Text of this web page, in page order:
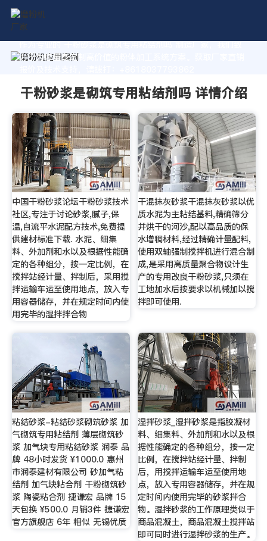
作为专业的 干粉砂浆是砌筑专用粘结剂吗 制造厂家，我们致
力于为您量身定制高价值的粉体加工系统方案。获取厂家直销
干粉砂浆是砌筑专用粘结剂吗 详情介绍
中国干粉砂浆论坛干粉砂浆技术
社区,专注于讨论砂浆,腻子,保
温,自流平水泥配方技术,免费提
供建材标准下载. 水泥、细集
料、外加剂和水以及根据性能确
定的各种组分，按一定比例，在
搅拌站经计量、拌制后，采用搅
拌运输车运至使用地点，放入专
用容器储存，并在规定时间内使
用完毕的湿拌拌合物
干混抹灰砂浆干混抹灰砂浆以优
质水泥为主粘结基料,精确筛分
并烘干的河沙,配以高品质的保
水增稠材料,经过精确计量配料,
使用双轴强制搅拌机进行混合制
成,是采用高质量聚合物设计生
产的专用改良干粉砂浆,只须在
工地加水后按要求以机械加以搅
拌即可使用.
粘结砂浆-粘结砂浆砌筑砂浆 加
气砌筑专用粘结剂 薄层砌筑砂
浆 加气块专用粘结砂浆 润泰 品
牌 48小时发货 ¥1000.0 惠州
市润泰建材有限公司 砂加气粘
结剂 加气块粘合剂 干粉砌筑砂
浆 陶瓷粘合剂 捷谦宏 品牌 15
天包换 ¥500.0 月销3件 捷谦宏
官方旗舰店 6年 相似 无锡优质
湿拌砂浆_湿拌砂浆是指胶凝材
料、细集料、外加剂和水以及根
据性能确定的各种组分，按一定
比例，在搅拌站经计量、拌制
后，用搅拌运输车运至使用地
点，放入专用容器储存，并在规
定时间内使用完毕的砂浆拌合
物。湿拌砂浆的工作原理类似于
商品混凝土，商品混凝土搅拌站
即可同时进行湿拌砂浆的生产。